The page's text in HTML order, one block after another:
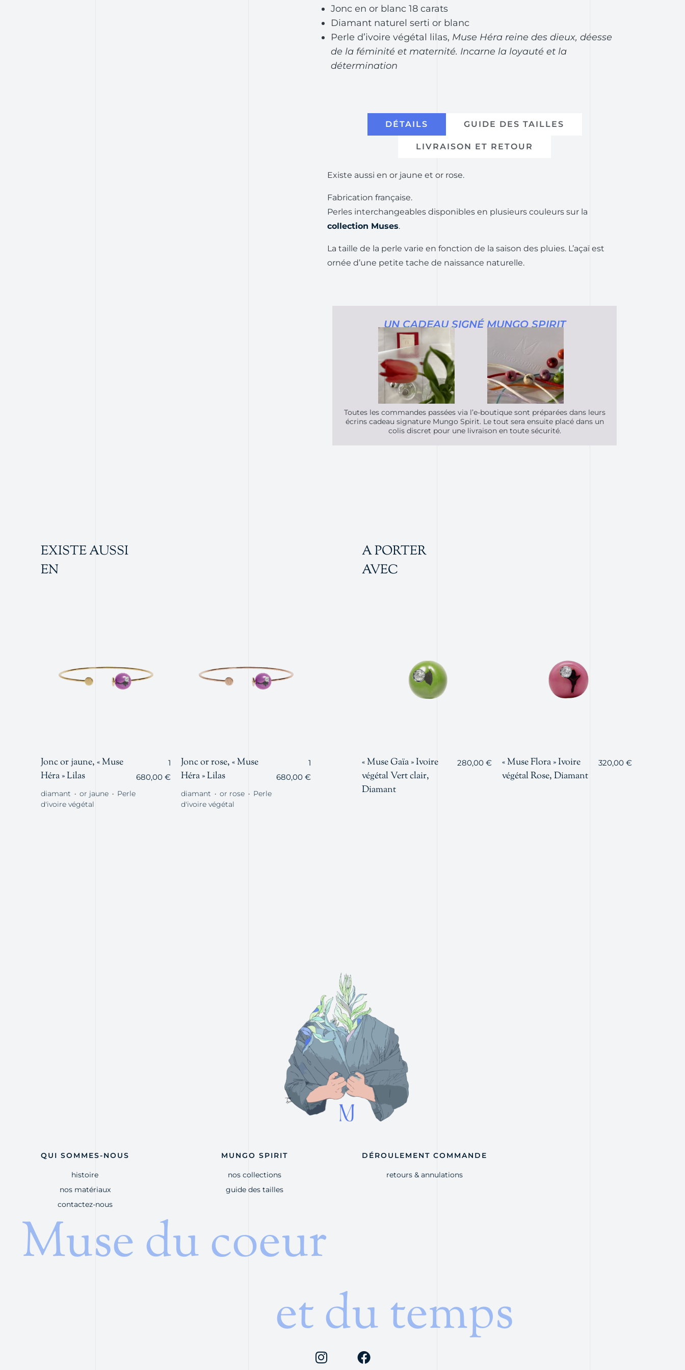
Jonc en or blanc 18 carats
Diamant naturel serti or blanc
Perle d’ivoire végétal lilas, Muse Héra reine des dieux, déesse
de la féminité et maternité. Incarne la loyauté et la
détermination
DÉTAILS GUIDE DES TAILLES
LIVRAISON ET RETOUR
Existe aussi en or jaune et or rose.
Fabrication française.
Perles interchangeables disponibles en plusieurs couleurs sur la
collection Muses.
La taille de la perle varie en fonction de la saison des pluies. L’açaï est
ornée d’une petite tache de naissance naturelle.
UN CADEAU SIGNÉ MUNGO SPIRIT
Toutes les commandes passées via l’e-boutique sont préparées dans leurs
écrins cadeau signature Mungo Spirit. Le tout sera ensuite placé dans un
colis discret pour une livraison en toute sécurité.
EXISTE AUSSI
EN
Jonc or jaune, « Muse
Héra » Lilas
1
680,00 €
diamant ・ or jaune ・ Perle
d'ivoire végétal
Jonc or rose, « Muse
Héra » Lilas
1
680,00 €
diamant ・ or rose ・ Perle
d'ivoire végétal
A PORTER
AVEC
« Muse Gaïa » Ivoire
végétal Vert clair,
Diamant
280,00 €
« Muse Flora » Ivoire
végétal Rose, Diamant
320,00 €
QUI SOMMES-NOUS
histoire
nos matériaux
contactez-nous
MUNGO SPIRIT
nos collections
guide des tailles
DÉROULEMENT COMMANDE
retours & annulations
Muse du coeur
et du temps